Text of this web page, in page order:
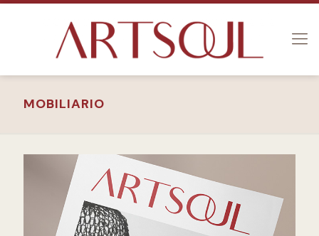
MOBILIARIO